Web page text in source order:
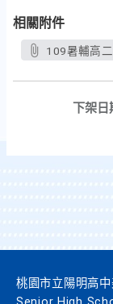
相關附件
109暑輔高
下架日
桃園市立陽明高